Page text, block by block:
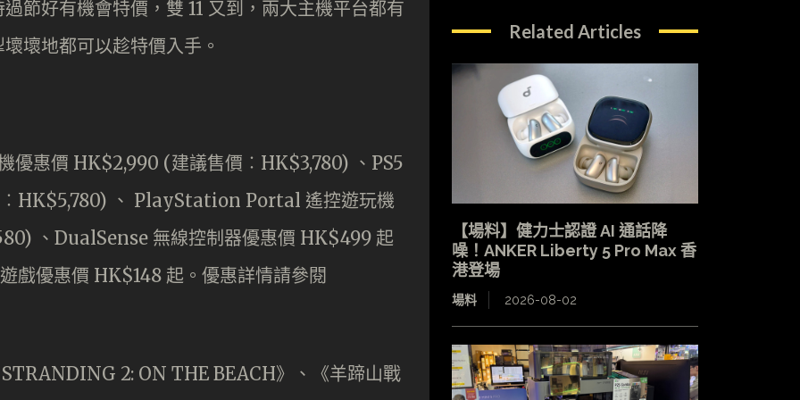
節好有機會特價，雙 11 又到，兩大主機平台都有
壞地都可以趁特價入手。
惠價 HK$2,990 (建議售價︰HK$3,780) 、PS5
、 PlayStation Portal 遙控遊玩機
、DualSense 無線控制器優惠價 HK$499 起
戲優惠價 HK$148 起。優惠詳情請參閱
2: ON THE BEACH》、《羊蹄山戰
Related Articles
【場料】健力士認證 AI 通話降
噪！ANKER Liberty 5 Pro Max 香
港登場
場料 2026-08-02